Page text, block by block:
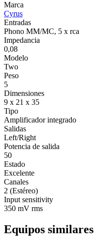
Marca
Cyrus
Entradas
Phono MM/MC, 5 x rca
Impedancia
0,08
Modelo
Two
Peso
5
Dimensiones
9 x 21 x 35
Tipo
Amplificador integrado
Salidas
Left/Right
Potencia de salida
50
Estado
Excelente
Canales
2 (Estéreo)
Input sensitivity
350 mV rms
Equipos similares